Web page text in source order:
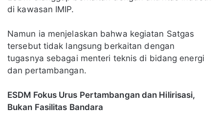
di kawasan IMIP.
Namun ia menjelaskan bahwa kegiatan Satgas
tersebut tidak langsung berkaitan dengan
tugasnya sebagai menteri teknis di bidang energi
dan pertambangan.
ESDM Fokus Urus Pertambangan dan Hilirisasi,
Bukan Fasilitas Bandara